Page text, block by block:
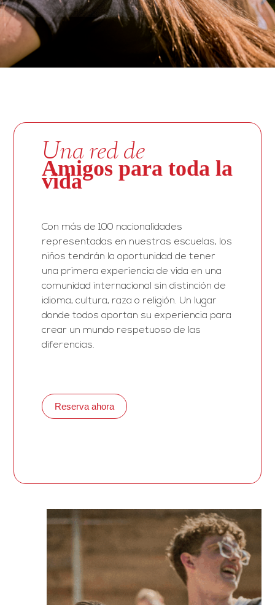
Una red de
Amigos para toda la
vida
Con más de 100 nacionalidades
representadas en nuestras escuelas, los
niños tendrán la oportunidad de tener
una primera experiencia de vida en una
comunidad internacional sin distinción de
idioma, cultura, raza o religión. Un lugar
donde todos aportan su experiencia para
crear un mundo respetuoso de las
diferencias.
Reserva ahora